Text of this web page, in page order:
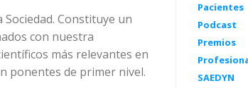
Constituye un
con nuestra
más relevantes en
ponentes de primer nivel.
Pacientes
Podcast
Premios
SAEDYN